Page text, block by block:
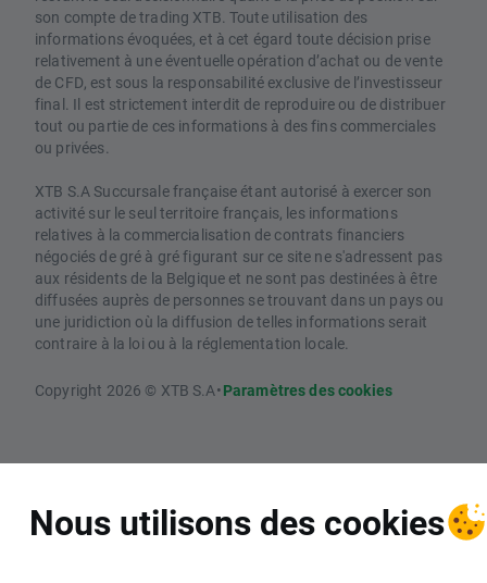
son compte de trading XTB. Toute utilisation des
informations évoquées, et à cet égard toute décision prise
relativement à une éventuelle opération d’achat ou de vente
de CFD, est sous la responsabilité exclusive de l’investisseur
final. Il est strictement interdit de reproduire ou de distribuer
tout ou partie de ces informations à des fins commerciales
ou privées.
XTB S.A Succursale française étant autorisé à exercer son
activité sur le seul territoire français, les informations
relatives à la commercialisation de contrats financiers
négociés de gré à gré figurant sur ce site ne s'adressent pas
aux résidents de la Belgique et ne sont pas destinées à être
diffusées auprès de personnes se trouvant dans un pays ou
une juridiction où la diffusion de telles informations serait
contraire à la loi ou à la réglementation locale.
Copyright 2026 © XTB S.A•Paramètres des cookies
Nous utilisons des cookies